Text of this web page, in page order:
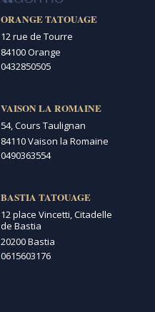
ORANGE TATOUAGE
12 rue de Tourre
84100 Orange
0432850505
VAISON LA ROMAINE
54, Cours Taulignan
84110 Vaison la Romaine
0490363554
BASTIA TATOUAGE
12 place Vincetti, Citadelle
de Bastia
20200 Bastia
0615603176